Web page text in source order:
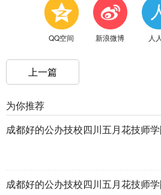
QQ空间 新浪微博 人
上一篇
为你推荐
成都好的公办技校四川五月花技师
成都好的公办技校四川五月花技师